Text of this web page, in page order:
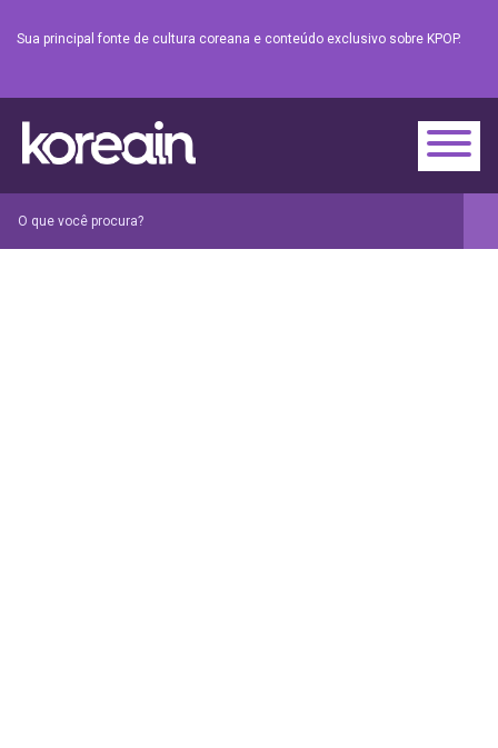
Sua principal fonte de cultura coreana e conteúdo exclusivo sobre KPOP.